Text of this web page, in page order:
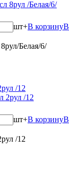
шт+В корзинуВ
Белая/6/
/12
шт+В корзинуВ
/12